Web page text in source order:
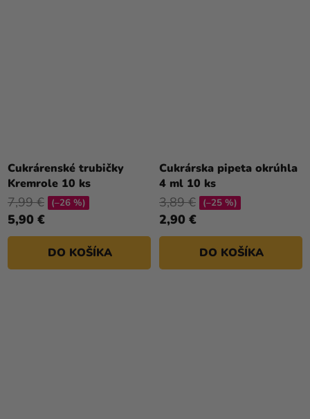
Cukrárenské trubičky
Kremrole 10 ks
hodnotenie
produktu
je
5,0
5
hviezdičiek.
5,90 €
7,99 € (–26 %)
DO KOŠÍKA
Cukrárska pipeta okrúhla
4 ml 10 ks
2,90 €
3,89 € (–25 %)
DO KOŠÍKA